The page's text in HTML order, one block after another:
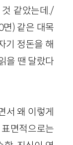
같았는데./
면) 같은 대목
기 정돈을 해
을 땐 달랐다
서 왜 이렇게
면적으로는